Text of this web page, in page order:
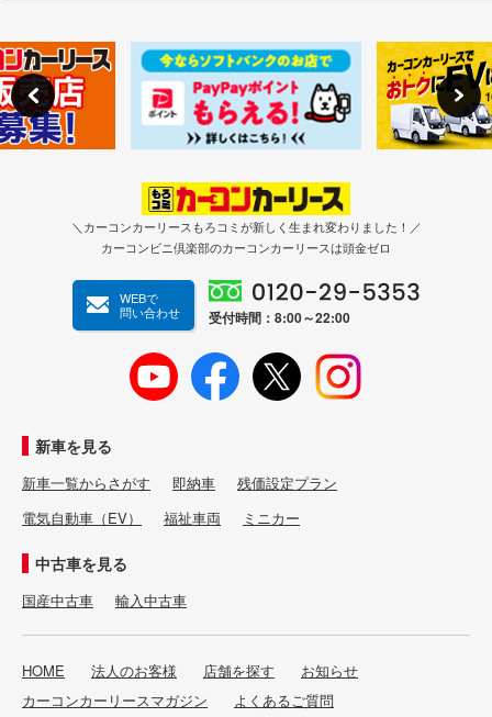
＼カーコンカーリースもろコミが新しく生まれ変わりました！／
カーコンビニ倶楽部のカーコンカーリースは頭金ゼロ
WEBで
問い合わせ
受付時間：8:00～22:00
新車を見る
新車一覧からさがす 即納車
残価設定プラン
電気自動車（EV）
福祉車両 ミニカー
中古車を見る
国産中古車 輸入中古車
HOME 法人のお客様 店舗を探す
お知らせ
カーコンカーリースマガジン
よくあるご質問